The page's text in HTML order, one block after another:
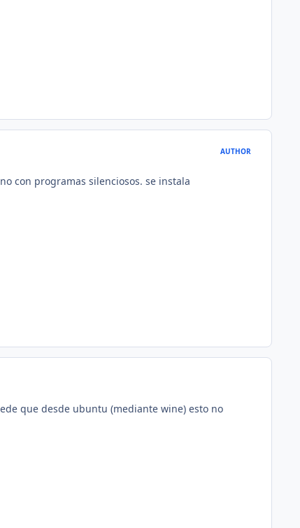
AUTHOR
con programas silenciosos. se instala
que desde ubuntu (mediante wine) esto no